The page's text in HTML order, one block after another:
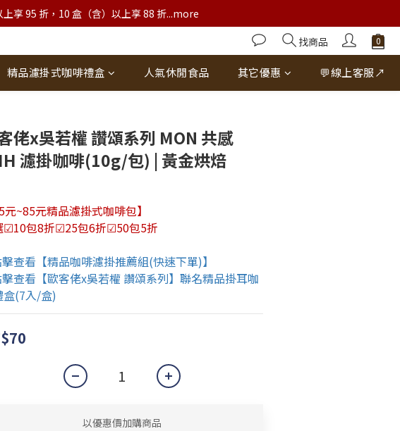
享 95 折，10 盒（含）以上享 88 折...more
找商品
精品濾掛式咖啡禮盒 人氣休閒食品 其它優惠 💬線上客服↗
佬x吳若權 讚頌系列 MON 共感
濾掛咖啡(10g/包) | 黃金烘焙
元~85元精品濾掛式咖啡包】
☑10包8折☑25包6折☑50包5折
查看【精品咖啡濾掛推薦組(快速下單)】
查看【歐客佬x吳若權 讚頌系列】聯名精品掛耳咖
盒(7入/盒)
以優惠價加購商品